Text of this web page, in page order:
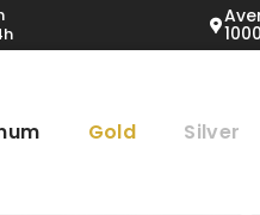
Gold Silver